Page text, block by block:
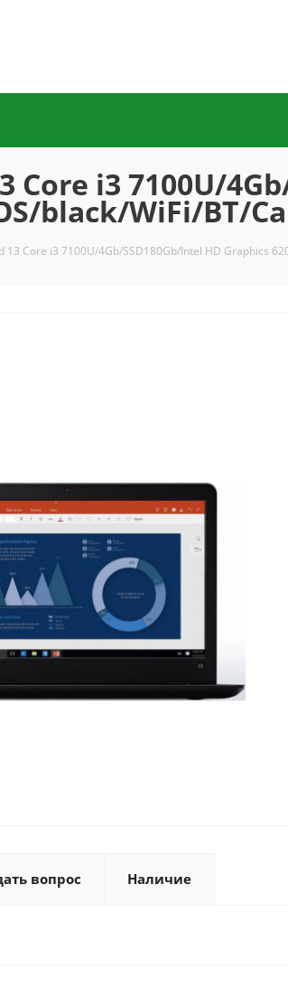
Core i3 7100U/
black/WiFi/BT/
13 Core i3 7100U/4Gb/SSD180Gb/Intel HD Graphics
вопрос Наличие